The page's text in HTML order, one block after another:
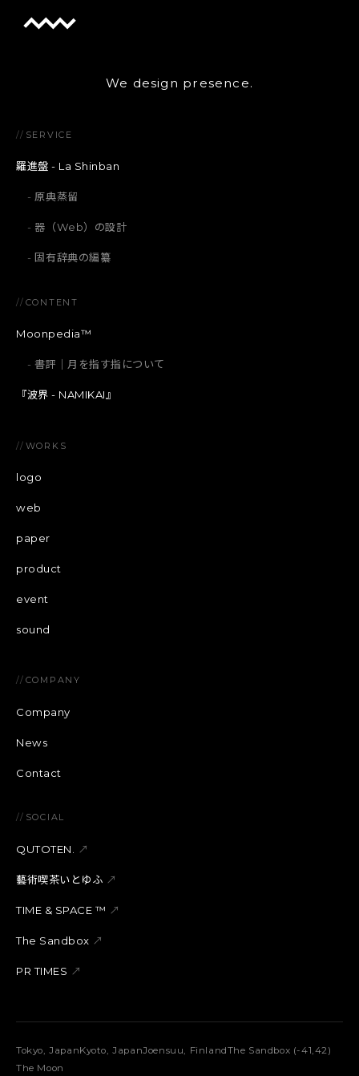
We design presence.
// SERVICE
羅進盤 - La Shinban
原典蒸留
器（Web）の設計
固有辞典の編纂
// CONTENT
Moonpedia™
書評｜月を指す指について
『波界 - NAMIKAI』
// WORKS
logo
web
paper
product
event
sound
// COMPANY
Company
News
Contact
// SOCIAL
QUTOTEN. ↗
藝術喫茶いとゆふ ↗
TIME & SPACE ™︎ ↗
The Sandbox ↗
PR TIMES ↗
Tokyo, JapanKyoto, JapanJoensuu, FinlandThe Sandbox (-41,42)
The Moon